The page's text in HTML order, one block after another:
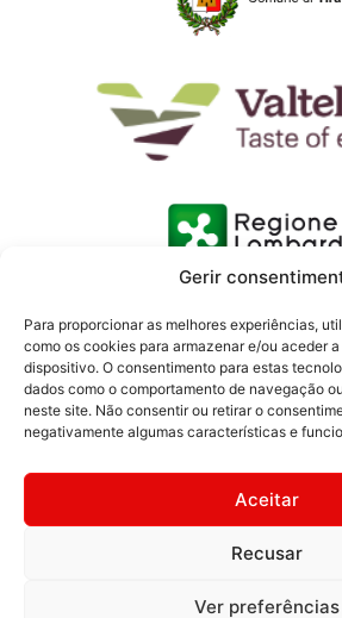
Gerir
Para proporcionar as melhores experiências,
como os cookies para armazenar e/ou aceder
dispositivo. O consentimento para estas
dados como o comportamento de navegação
neste site. Não consentir ou retirar o
negativamente algumas características e
Aceitar
Recusar
Ver preferências
© 2026 Consorzio Turistico Media